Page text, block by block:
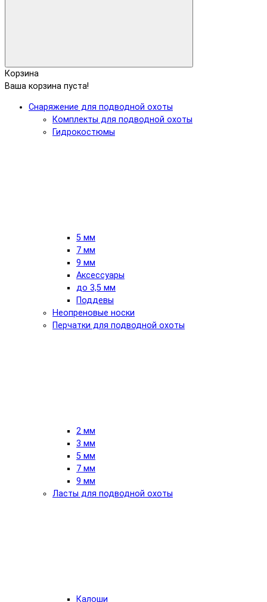
Корзина
Ваша корзина пуста!
Снаряжение для подводной охоты
Комплекты для подводной охоты
Гидрокостюмы
5 мм
7 мм
9 мм
Аксессуары
до 3,5 мм
Поддевы
Неопреновые носки
Перчатки для подводной охоты
2 мм
3 мм
5 мм
7 мм
9 мм
Ласты для подводной охоты
Калоши